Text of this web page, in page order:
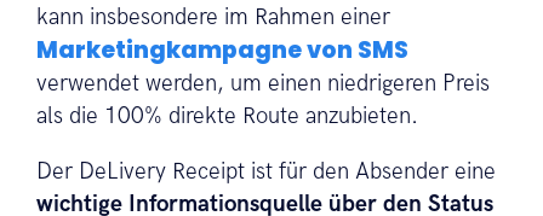
kann insbesondere im Rahmen einer
Marketingkampagne von SMS
verwendet werden, um einen niedrigeren Preis
als die 100% direkte Route anzubieten.
Der DeLivery Receipt ist für den Absender eine
wichtige Informationsquelle über den Status